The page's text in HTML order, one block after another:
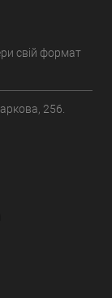
свій формат
256.